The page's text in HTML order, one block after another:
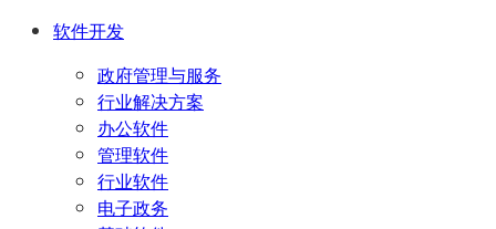
软件开发
政府管理与服务
行业解决方案
办公软件
管理软件
行业软件
电子政务